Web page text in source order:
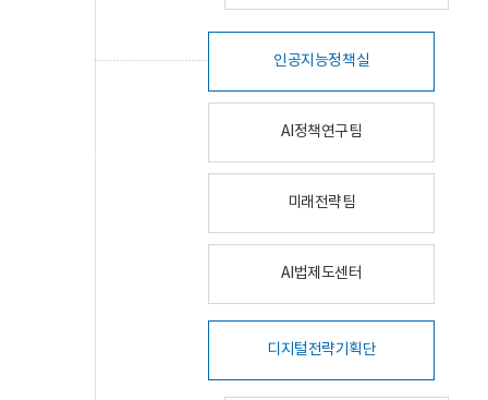
인공지능정책실
AI정책연구팀
미래전략팀
AI법제도센터
디지털전략기획단